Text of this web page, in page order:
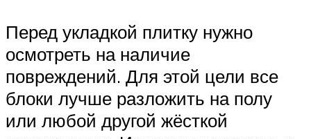
Перед укладкой плитку нужно
осмотреть на наличие
повреждений. Для этой цели все
блоки лучше разложить на полу
или любой другой жёсткой